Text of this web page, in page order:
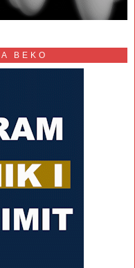
BEKO